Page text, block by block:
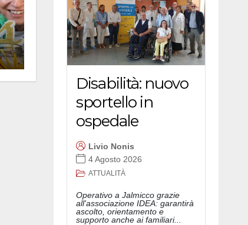
Disabilità: nuovo
sportello in
ospedale
Livio Nonis
4 Agosto 2026
ATTUALITÀ
Operativo a Jalmicco grazie
all'associazione IDEA: garantirà
ascolto, orientamento e
supporto anche ai familiari...